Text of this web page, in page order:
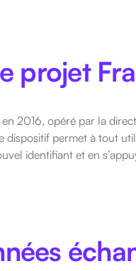
projet
2016, opéré par la
dispositif permet à tout
identifiant et en